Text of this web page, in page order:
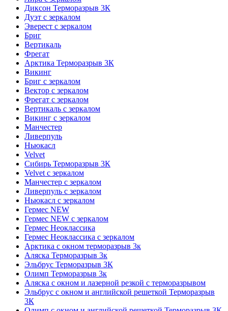
Диксон Терморазрыв 3К
Дуэт с зеркалом
Эверест с зеркалом
Бриг
Вертикаль
Фрегат
Арктика Терморазрыв 3К
Викинг
Бриг с зеркалом
Вектор с зеркалом
Фрегат с зеркалом
Вертикаль с зеркалом
Викинг с зеркалом
Манчестер
Ливерпуль
Ньюкасл
Velvet
Сибирь Терморазрыв 3К
Velvet с зеркалом
Манчестер с зеркалом
Ливерпуль с зеркалом
Ньюкасл с зеркалом
Гермес NEW
Гермес NEW с зеркалом
Гермес Неоклассика
Гермес Неоклассика с зеркалом
Арктика с окном терморазрыв 3к
Аляска Терморазрыв 3к
Эльбрус Терморазрыв 3К
Олимп Терморазрыв 3к
Аляска с окном и лазерной резкой с терморазрывом
Эльбрус с окном и английской решеткой Терморазрыв
3К